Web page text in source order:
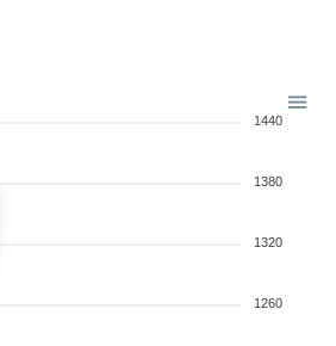
1440
1380
1320
1260